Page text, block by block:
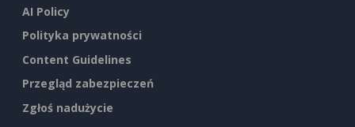
AI Policy
Polityka prywatności
Content Guidelines
Przegląd zabezpieczeń
Zgłoś nadużycie